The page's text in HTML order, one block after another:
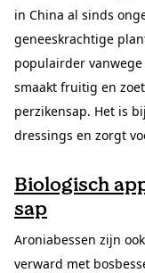
in China al sinds
geneeskrachtige
populairder
smaakt fruitig en
perzikensap. Het is
dressings en zorgt
Biologisch
sap
Aroniabessen zijn
verward met